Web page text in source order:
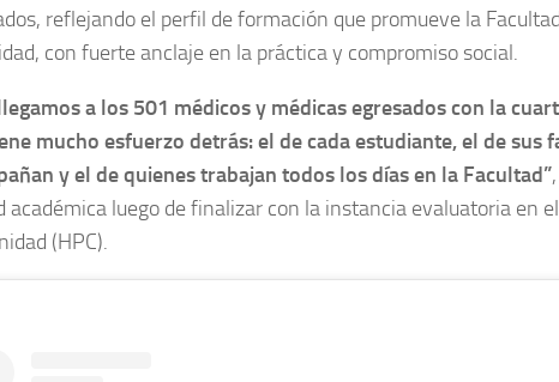
reflejando el perfil de formación que promueve la
con fuerte anclaje en la práctica y compromiso social.
a los 501 médicos y médicas egresados con la
mucho esfuerzo detrás: el de cada estudiante, el de sus
y el de quienes trabajan todos los días en la Facultad”
académica luego de finalizar con la instancia evaluatoria en
(HPC).